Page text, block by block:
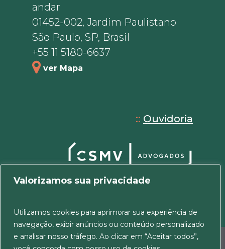
Valorizamos sua privacidade
Utilizamos cookies para aprimorar sua experiência de
navegação, exibir anúncios ou conteúdo personalizado
e analisar nosso tráfego. Ao clicar em “Aceitar todos”,
andar
01452-002, Jardim Paulistano
São Paulo, SP, Brasil
+55 11 5180-6637
ver Mapa
:: Ouvidoria
© 2026 CSMV Advogados. Todos os direitos